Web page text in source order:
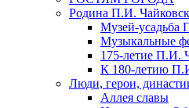
Родина П.И.
Музей-усадьба
Музыкальные
175-летие П.И.
К 180-летию
Люди, герои,
Аллея славы